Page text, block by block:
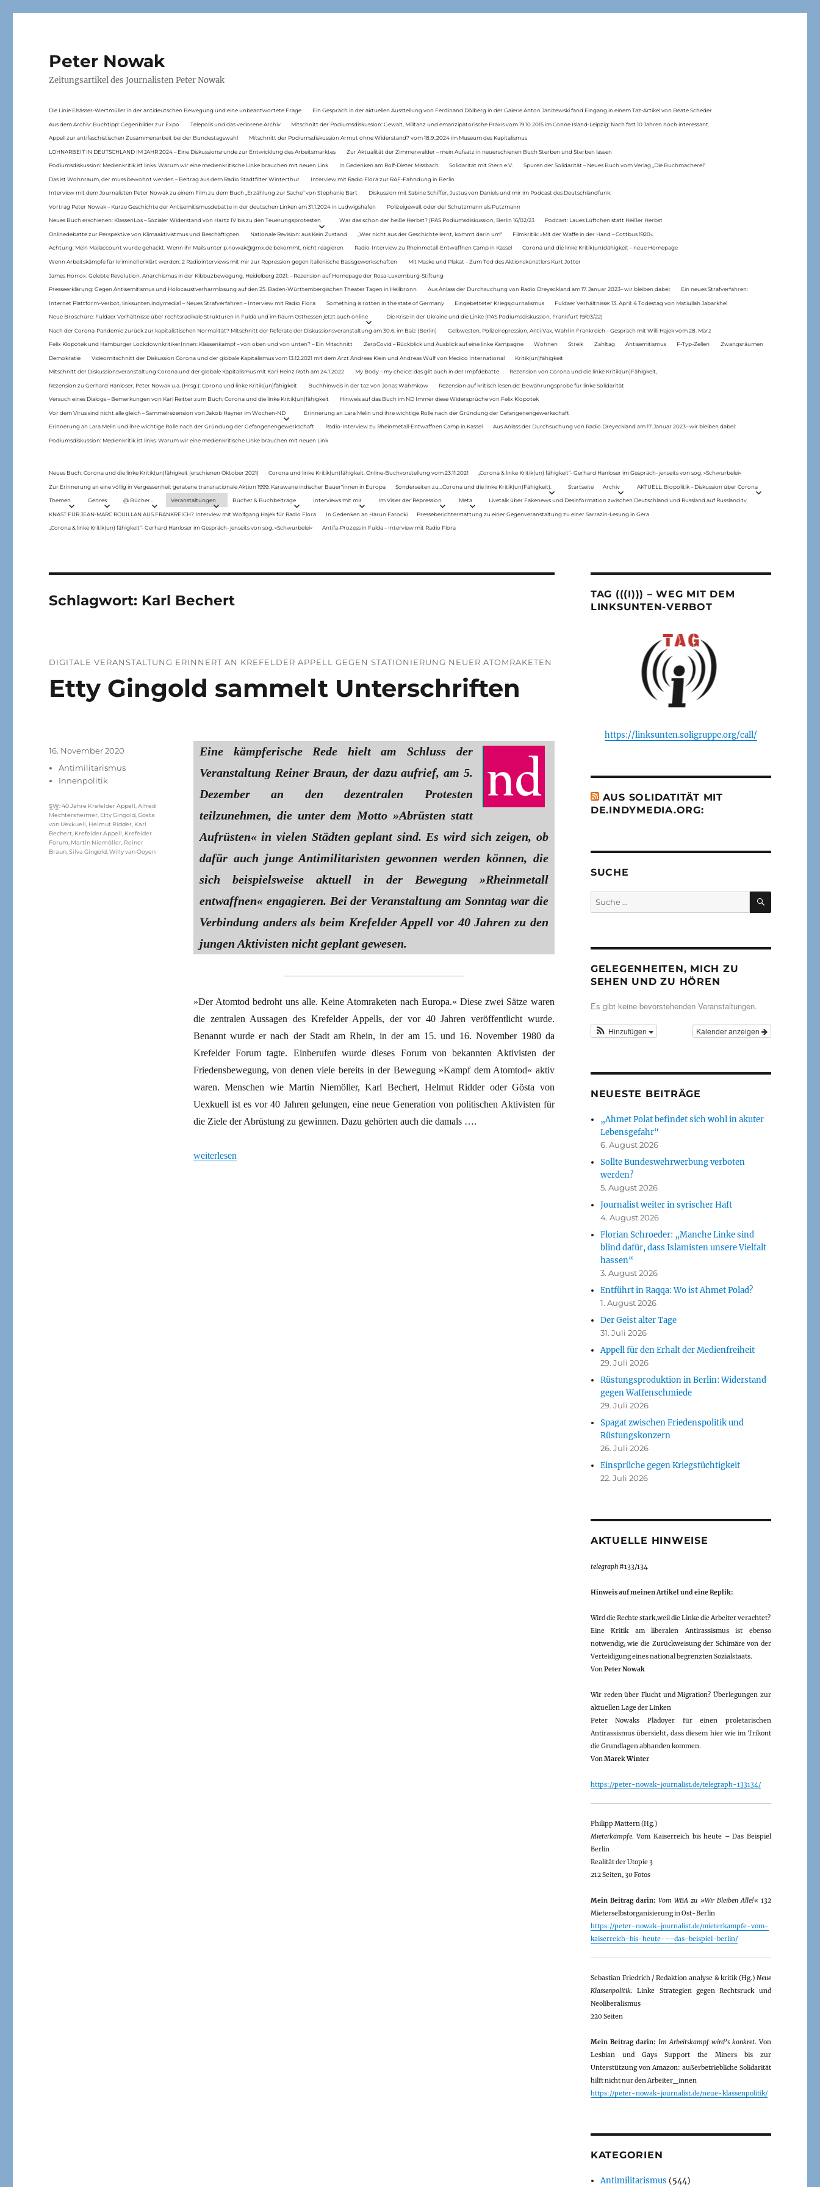
Peter Nowak
Zeitungsartikel des Journalisten Peter Nowak
Die Linie Elsässer-Wertmüller in der antideutschen Bewegung und eine unbeantwortete Frage Ein Gespräch in der aktuellen Ausstellung von Ferdinand Dölberg in der Galerie Anton Janizewski fand Eingang in einem Taz-Artikel von Beate Scheder
Aus dem Archiv: Buchtipp: Gegenbilder zur Expo Telepolis und das verlorene Archiv Mitschnitt der Podiumsdiskussion: Gewalt, Militanz und emanzipatorische Praxis vom 19.10.2015 im Conne Island-Leipzig: Nach fast 10 Jahren noch interessant.
Appell zur antifaschistischen Zusammenarbeit bei der Bundestagswahl Mitschnitt der Podiumsdiskussion Armut ohne Widerstand? vom 18.9..2024 im Museum des Kapitalismus
LOHNARBEIT IN DEUTSCHLAND IM JAHR 2024 – Eine Diskussionsrunde zur Entwicklung des Arbeitsmarktes Zur Aktualität der Zimmerwalder – mein Aufsatz in neuerschienen Buch Sterben und Sterben lassen
Podiumsdiskussion: Medienkritik ist links. Warum wir eine medienkritische Linke brauchen mit neuen Link In Gedenken am Rolf-Dieter Missbach Solidarität mit Stern e.V. Spuren der Solidarität – Neues Buch vom Verlag „Die Buchmacherei“
Das ist Wohnraum, der muss bewohnt werden – Beitrag aus dem Radio Stadtfilter Winterthur Interview mit Radio Flora zur RAF-Fahndung in Berlin
Interview mit dem Journalisten Peter Nowak zu einem Film zu dem Buch „Erzählung zur Sache“ von Stephanie Bart Diskussion mit Sabine Schiffer, Justus von Daniels und mir im Podcast des Deutschlandfunk:
Vortrag Peter Nowak – Kurze Geschichte der Antisemitismusdebatte in der deutschen Linken am 31.1.2024 in Ludwigshafen Polizeigewalt oder der Schutzmann als Putzmann
Neues Buch erschienen: KlassenLos – Sozialer Widerstand von Hartz IV bis zu den Teuerungsprotesten War das schon der heiße Herbst? (PAS Podiumsdiskussion, Berlin 16/02/23 Podcast: Laues Lüftchen statt Heißer Herbst
Onlinedebatte zur Perspektive von Klimaaktivistmus und Beschäftigten Nationale Revision: aus Kein Zustand „Wer nicht aus der Geschichte lernt, kommt darin um“ Filmkritik: »Mit der Waffe in der Hand – Cottbus 1920«.
Achtung: Mein Mailaccount wurde gehackt. Wenn ihr Mails unter p.nowak@gmx.de bekommt, nicht reagieren Radio-Interview zu Rheinmetall-Entwaffnen Camp in Kassel Corona und die linke Kritik(un)dähigkeit – neue Homepage
Wenn Arbeitskämpfe für kriminell erklärt werden: 2 Radiointerviews mit mir zur Repression gegen italienische Basisgewerkschaften Mit Maske und Plakat – Zum Tod des Aktionskünstlers Kurt Jotter
James Horrox: Gelebte Revolution. Anarchismus in der Kibbuzbewegung, Heidelberg 2021. – Rezension auf Homepage der Rosa-Luxemburg-Stiftung
Presseerklärung: Gegen Antisemitismus und Holocaustverharmlosung auf den 25. Baden-Württembergischen Theater Tagen in Heilbronn Aus Anlass der Durchsuchung von Radio Dreyeckland am 17.Januar 2023– wir bleiben dabei: Ein neues Strafverfahren:
Internet Plattform-Verbot, linksunten.indymedia1 – Neues Strafverfahren – Interview mit Radio Flora Something is rotten in the state of Germany Eingebetteter Kriegsjournalismus Fuldaer Verhältnisse: 13. April: 4 Todestag von Matiul­lah Jabarkhel
Neue Broschüre: Fuldaer Verhältnisse über rechtsradikale Strukturen in Fulda und im Raum Osthessen jetzt auch online Die Krise in der Ukraine und die Linke (PAS Podiumsdiskussion, Frankfurt 19/03/22)
Nach der Corona-Pandemie zurück zur kapitalistischen Normalität? Mitschnitt der Referate der Diskussionsveranstaltung am 30.6. im Baiz (Berlin) Gelbwesten, Polizeirepression, Anti-Vax, Wahl in Frankreich – Gespräch mit Willi Hajek vom 28. März
Felix Klopotek und Hamburger LockdownkritikerInnen: Klassenkampf – von oben und von unten? – Ein Mitschnitt ZeroCovid – Rückblick und Ausblick auf eine linke Kampagne Wohnen Streik Zahltag Antisemitismus F-Typ-Zellen Zwangsräumen
Demokratie Videomitschnitt der Diskussion Corona und der globale Kapitalismus vom 13.12.2021 mit dem Arzt Andreas Klein und Andreas Wulf von Medico International Kritik(un)fähigkeit
Mitschnitt der Diskussionsveranstaltung Corona und der globale Kapitalismus mit Karl-Heinz Roth am 24.1.2022 My Body – my choice: das gilt auch in der Impfdebatte Rezension von Corona und die linke Kritik(un)Fähigkeit,
Rezension zu Gerhard Hanloser, Peter Nowak u.a. (Hrsg.): Corona und linke Kritik(un)fähigkeit Buchhinweis in der taz von Jonas Wahmkow Rezension auf kritisch lesen.de: Bewährungsprobe für linke Solidarität
Versuch eines Dialogs – Bemerkungen von Karl Reitter zum Buch: Corona und die linke Kritik(un)fähigkeit Hinweis auf das Buch im ND Immer diese Widersprüche von Felix Klopotek
Vor dem Virus sind nicht alle gleich – Sammelrezension von Jakob Hayner im Wochen-ND Erinnerung an Lara Melin und ihre wichtige Rolle nach der Gründung der Gefangenengewerkschaft
Erinnerung an Lara Melin und ihre wichtige Rolle nach der Gründung der Gefangenengewerkschaft Radio-Interview zu Rheinmetall-Entwaffnen Camp in Kassel Aus Anlass der Durchsuchung von Radio Dreyeckland am 17.Januar 2023– wir bleiben dabei:
Podiumsdiskussion: Medienkritik ist links. Warum wir eine medienkritische Linke brauchen mit neuen Link
Neues Buch: Corona und die linke Kritik(un)fähigkeit (erschienen Oktober 2021) Corona und linke Kritik(un)fähigkeit. Online-Buchvorstellung vom 23.11.2021 „Corona & linke Kritik(un) fähigkeit“- Gerhard Hanloser im Gespräch- jenseits von sog. »Schwurbelei«
Zur Erinnerung an eine völlig in Vergessenheit geratene transnationale Aktion 1999: Karawane indischer Bauer*innen in Europa Sonderseiten zu…Corona und die linke Kritik(un)Fähigkeit). Startseite Archiv AKTUELL: Biopolitik – Diskussion über Corona
Themen Genres @ Bücher… Veranstaltungen Bücher & Buchbeiträge Interviews mit mir Im Visier der Repression Meta Livetalk über Fakenews und Desinformation zwischen Deutschland und Russland auf Russland.tv
KNAST FÜR JEAN-MARC ROUILLAN AUS FRANKREICH? Interview mit Wolfgang Hajek für Radio Flora In Gedenken an Harun Farocki Presseberichterstattung zu einer Gegenveranstaltung zu einer Sarrazin-Lesung in Gera
„Corona & linke Kritik(un) fähigkeit“- Gerhard Hanloser im Gespräch- jenseits von sog. »Schwurbelei« Antifa-Prozess in Fulda – Interview mit Radio Flora
Schlagwort: Karl Bechert
DIGITALE VERANSTALTUNG ERINNERT AN KREFELDER APPELL GEGEN STATIONIERUNG NEUER ATOMRAKETEN
Etty Gingold sammelt Unterschriften
Eine kämpferische Rede hielt am Schluss der
Veranstaltung Reiner Braun, der dazu aufrief, am 5.
Dezember an den dezentralen Protesten
teilzunehmen, die unter dem Motto »Abrüsten statt
Aufrüsten« in vielen Städten geplant sind. Es wird sich zeigen, ob
dafür auch junge Antimilitaristen gewonnen werden können, die
sich beispielsweise aktuell in der Bewegung »Rheinmetall
entwaffnen« engagieren. Bei der Veranstaltung am Sonntag war die
Verbindung anders als beim Krefelder Appell vor 40 Jahren zu den
jungen Aktivisten nicht geplant gewesen.
»Der Atomtod bedroht uns alle. Keine Atomraketen nach Europa.« Diese zwei Sätze waren
die zentralen Aussagen des Krefelder Appells, der vor 40 Jahren veröffentlicht wurde.
Benannt wurde er nach der Stadt am Rhein, in der am 15. und 16. November 1980 da
Krefelder Forum tagte. Einberufen wurde dieses Forum von bekannten Aktivisten der
Friedensbewegung, von denen viele bereits in der Bewegung »Kampf dem Atomtod« aktiv
waren. Menschen wie Martin Niemöller, Karl Bechert, Helmut Ridder oder Gösta von
Uexkuell ist es vor 40 Jahren gelungen, eine neue Generation von politischen Aktivisten für
die Ziele der Abrüstung zu gewinnen. Dazu gehörten auch die damals ….
„Etty Gingold sammelt Unterschriften“
weiterlesen
Veröffentlicht
16. November 2020
Kategorien
Antimilitarismus
Innenpolitik
Schlagwörter
SW:40 Jahre Krefelder Appell ,Alfred
Mechtersheimer Etty Gingold ,Gösta
von Uexkuell Helmut Ridder Karl
Bechert Krefelder Appell Krefelder
Forum Martin Niemöller Reiner
Braun ,Silva Gingold ,Willy van Ooyen
TAG (((I))) – WEG MIT DEM
LINKSUNTEN-VERBOT
https://linksunten.soligruppe.org/call/
AUS SOLIDATITÄT MIT
DE.INDYMEDIA.ORG:
SUCHE
Suche
nach:
SUCHEN
GELEGENHEITEN, MICH ZU
SEHEN UND ZU HÖREN
Es gibt keine bevorstehenden Veranstaltungen.
Kalender anzeigen
Hinzufügen
NEUESTE BEITRÄGE
„Ahmet Polat befindet sich wohl in akuter
Lebensgefahr“
6. August 2026
Sollte Bundeswehrwerbung verboten
werden?
5. August 2026
Journalist weiter in syrischer Haft
4. August 2026
Florian Schroeder: „Manche Linke sind
blind dafür, dass Islamisten unsere Vielfalt
hassen“
3. August 2026
Entführt in Raqqa: Wo ist Ahmet Polad?
1. August 2026
Der Geist alter Tage
31. Juli 2026
Appell für den Erhalt der Medienfreiheit
29. Juli 2026
Rüstungsproduktion in Berlin: Widerstand
gegen Waffenschmiede
29. Juli 2026
Spagat zwischen Friedenspolitik und
Rüstungskonzern
26. Juli 2026
Einsprüche gegen Kriegstüchtigkeit
22. Juli 2026
AKTUELLE HINWEISE
telegraph#133/134
Hinweis auf meinen Artikel und eine Replik:
Wird die Rechte stark,weil die Linke die Arbeiter verachtet?
Eine Kritik am liberalen Antirassismus ist ebenso
notwendig, wie die Zurückweisung der Schimäre von der
Verteidigung eines national begrenzten Sozialstaats.
VonPeter Nowak
Wir reden über Flucht und Migration? Überlegungen zur
aktuellen Lage der Linken
Peter Nowaks Plädoyer für einen proletarischen
Antirassismus übersieht, dass diesem hier wie im Trikont
die Grundlagen abhanden kommen.
VonMarek Winter
https://peter-nowak-journalist.de/telegraph-133134/
Philipp Mattern (Hg.)
Mieterkämpfe. Vom Kaiserreich bis heute – Das Beispiel
Berlin
Realität der Utopie 3
212 Seiten, 30 Fotos
Mein Beitrag darin: Vom WBA zu »Wir Bleiben Alle!«132
Mieterselbstorganisierung in Ost-Berlin
https://peter-nowak-journalist.de/mieterkampfe-vom-
kaiserreich-bis-heute-–-das-beispiel-berlin/
Sebastian Friedrich / Redaktion analyse & kritik (Hg.) Neue
Klassenpolitik. Linke Strategien gegen Rechtsruck und
Neoliberalismus
220 Seiten
Mein Beitrag darin: Im Arbeitskampf wird’s konkret. Von
Lesbian und Gays Support the Miners bis zur
Unterstützung von Amazon: außerbetriebliche Solidarität
hilft nicht nur den Arbeiter_innen
https://peter-nowak-journalist.de/neue-klassenpolitik/
KATEGORIEN
Antimilitarismus (544)